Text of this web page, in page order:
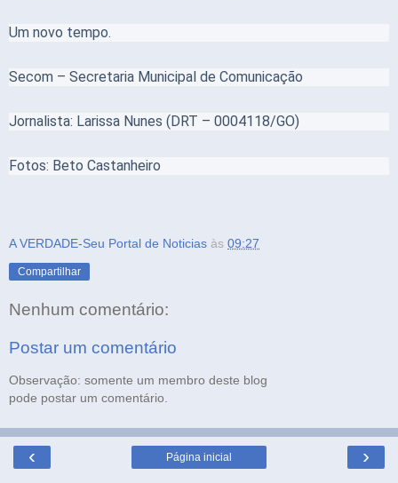
Um novo tempo.
Secom – Secretaria Municipal de Comunicação
Jornalista: Larissa Nunes (DRT – 0004118/GO)
Fotos: Beto Castanheiro
A VERDADE-Seu Portal de Noticias às 09:27
Compartilhar
Nenhum comentário:
Postar um comentário
Observação: somente um membro deste blog
pode postar um comentário.
‹ ›
Página inicial